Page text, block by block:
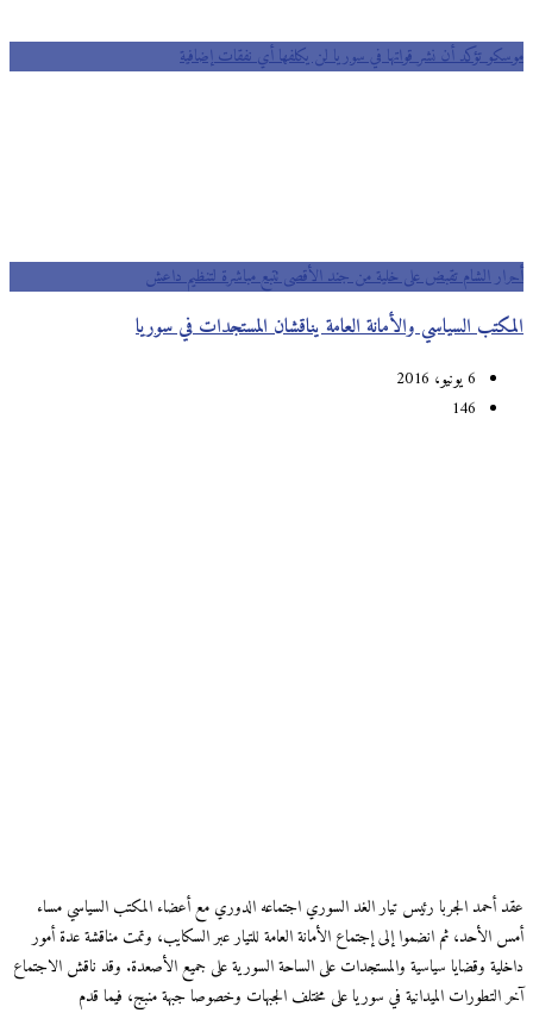
موسكو تؤكد أن نشر قواتها في سوريا لن يكلفها أي نفقات إضافية
أحرار الشام تقبض على خلية من جند الأقصى تتبع مباشرة لتنظيم داعش
المكتب السياسي والأمانة العامة يناقشان المستجدات في سوريا
146
عقد أحمد الجربا رئيس تيار الغد السوري اجتماعه الدوري مع أعضاء المكتب السياسي مساء
أمس الأحد، ثم انضموا إلى إجتماع الأمانة العامة للتيار عبر السكايب، وتمت مناقشة عدة أمور
داخلية وقضايا سياسية والمستجدات على الساحة السورية على جميع الأصعدة. وقد ناقش الاجتماع
آخر التطورات الميدانية في سوريا على مختلف الجبهات وخصوصا جبهة منبج، فيما قدم